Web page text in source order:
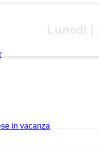
in vacanza
Lunedì |